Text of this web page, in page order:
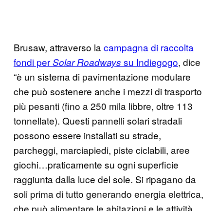
Brusaw, attraverso la campagna di raccolta
fondi perSolar Roadways su Indiegogo, dice
“è un sistema di pavimentazione modulare
che può sostenere anche i mezzi di trasporto
più pesanti (fino a 250 mila libbre, oltre 113
tonnellate). Questi pannelli solari stradali
possono essere installati su strade,
parcheggi, marciapiedi, piste ciclabili, aree
giochi…praticamente su ogni superficie
raggiunta dalla luce del sole. Si ripagano da
soli prima di tutto generando energia elettrica,